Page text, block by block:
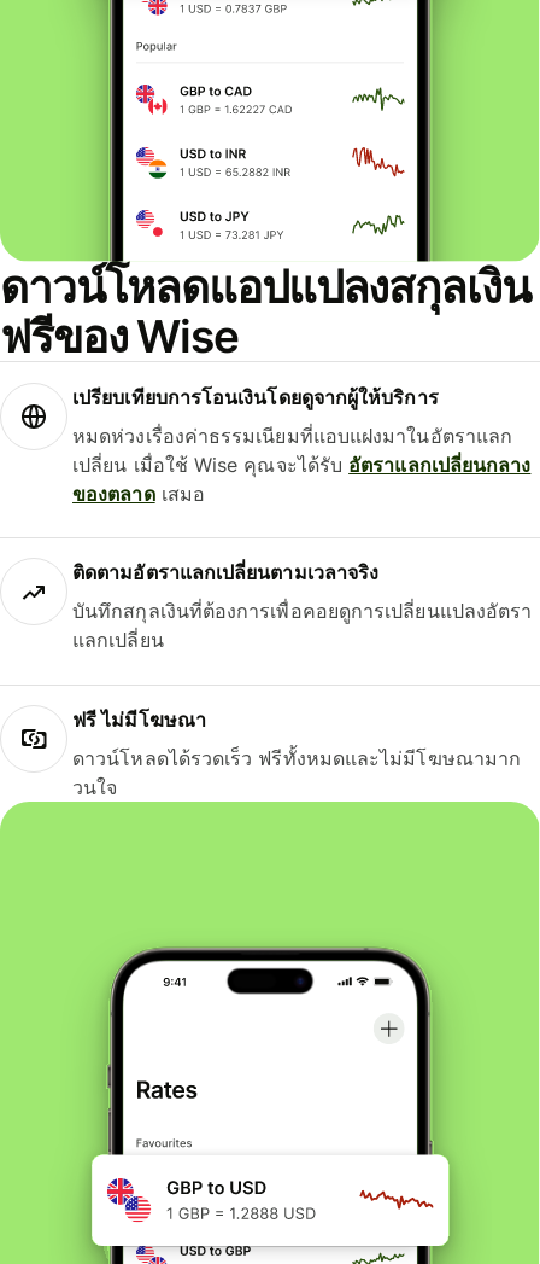
ดาวน์โหลดแอปแปลงสกุลเงิน
ฟรีของ Wise
เปรียบเทียบการโอนเงินโดยดูจากผู้ให้บริการ
หมดห่วงเรื่องค่าธรรมเนียมที่แอบแฝงมาในอัตราแลก
เปลี่ยน เมื่อใช้ Wise คุณจะได้รับ อัตราแลกเปลี่ยนกลาง
ของตลาดเสมอ
ติดตามอัตราแลกเปลี่ยนตามเวลาจริง
บันทึกสกุลเงินที่ต้องการเพื่อคอยดูการเปลี่ยนแปลงอัตรา
แลกเปลี่ยน
ฟรี ไม่มีโฆษณา
ดาวน์โหลดได้รวดเร็ว ฟรีทั้งหมดและไม่มีโฆษณามาก
วนใจ